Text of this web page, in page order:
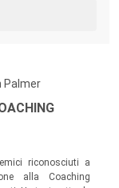
attenta di alcune
che riporta il senso
Palmer
riconosciuti a
alla Coaching